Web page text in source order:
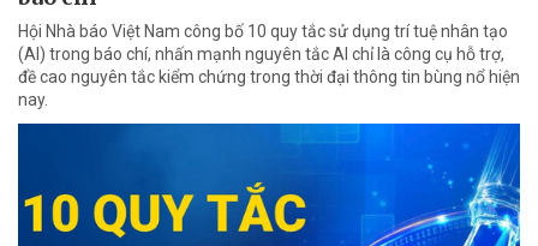
Hội Nhà báo Việt Nam công bố 10 quy tắc sử dụng trí tuệ nhân tạo
(AI) trong báo chí, nhấn mạnh nguyên tắc AI chỉ là công cụ hỗ trợ,
đề cao nguyên tắc kiểm chứng trong thời đại thông tin bùng nổ hiện
nay.